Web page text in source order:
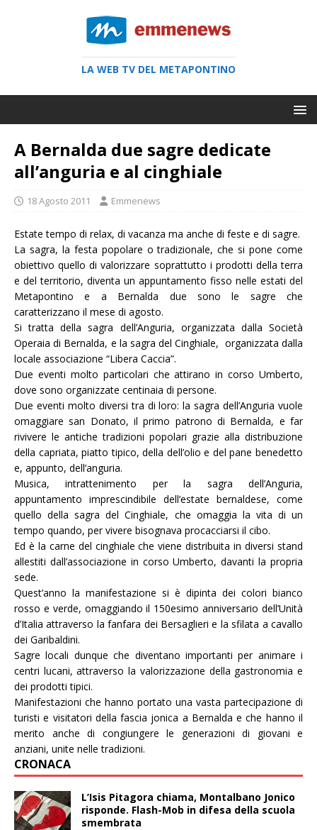
LA WEB TV DEL METAPONTINO
A Bernalda due sagre dedicate
all’anguria e al cinghiale
18 Agosto 2011 Emmenews
Estate tempo di relax, di vacanza ma anche di feste e di sagre.
La sagra, la festa popolare o tradizionale, che si pone come
obiettivo quello di valorizzare soprattutto i prodotti della terra
e del territorio, diventa un appuntamento fisso nelle estati del
Metapontino e a Bernalda due sono le sagre che
caratterizzano il mese di agosto.
Si tratta della sagra dell’Anguria, organizzata dalla Società
Operaia di Bernalda, e la sagra del Cinghiale, organizzata dalla
locale associazione “Libera Caccia”.
Due eventi molto particolari che attirano in corso Umberto,
dove sono organizzate centinaia di persone.
Due eventi molto diversi tra di loro: la sagra dell’Anguria vuole
omaggiare san Donato, il primo patrono di Bernalda, e far
rivivere le antiche tradizioni popolari grazie alla distribuzione
della capriata, piatto tipico, della dell’olio e del pane benedetto
e, appunto, dell’anguria.
Musica, intrattenimento per la sagra dell’Anguria,
appuntamento imprescindibile dell’estate bernaldese, come
quello della sagra del Cinghiale, che omaggia la vita di un
tempo quando, per vivere bisognava procacciarsi il cibo.
Ed è la carne del cinghiale che viene distribuita in diversi stand
allestiti dall’associazione in corso Umberto, davanti la propria
sede.
Quest’anno la manifestazione si è dipinta dei colori bianco
rosso e verde, omaggiando il 150esimo anniversario dell’Unità
d’Italia attraverso la fanfara dei Bersaglieri e la sfilata a cavallo
dei Garibaldini.
Sagre locali dunque che diventano importanti per animare i
centri lucani, attraverso la valorizzazione della gastronomia e
dei prodotti tipici.
Manifestazioni che hanno portato una vasta partecipazione di
turisti e visitatori della fascia jonica a Bernalda e che hanno il
merito anche di congiungere le generazioni di giovani e
anziani, unite nelle tradizioni.
CRONACA
L’Isis Pitagora chiama, Montalbano Jonico
risponde. Flash-Mob in difesa della scuola
smembrata